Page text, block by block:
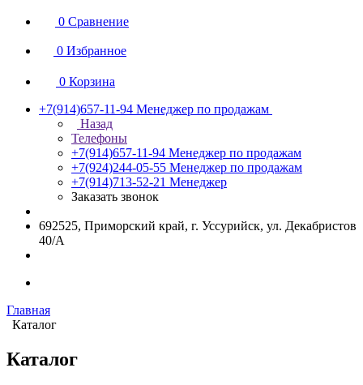
0 Сравнение
0 Избранное
0 Корзина
+7(914)657-11-94 Менеджер по продажам
Назад
Телефоны
+7(914)657-11-94 Менеджер по продажам
+7(924)244-05-55 Менеджер по продажам
+7(914)713-52-21 Менеджер
Заказать звонок
692525, Приморский край, г. Уссурийск, ул. Декабристов
40/А
Главная
Каталог
Каталог